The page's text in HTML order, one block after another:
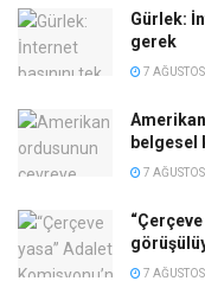
Gürlek:
gerek
7
belgesel
7
7